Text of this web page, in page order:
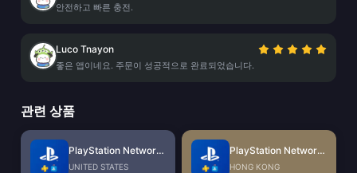
안전하고 빠른 충전.
Luco Tnayon
좋은 앱이네요. 주문이 성공적으로 완료되었습니다.
관련 상품
PlayStation Network Card (US)
UNITED STATES
PlayStation Network Card (HK)
HONG KONG